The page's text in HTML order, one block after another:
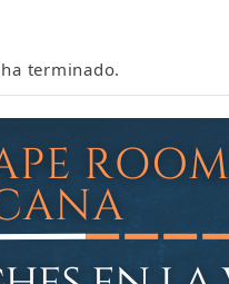
terminado.